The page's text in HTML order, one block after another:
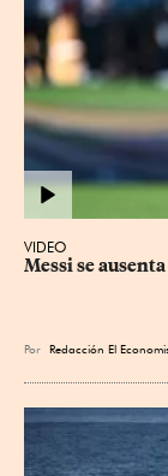
VIDEO
Messi se
Por Redacción El